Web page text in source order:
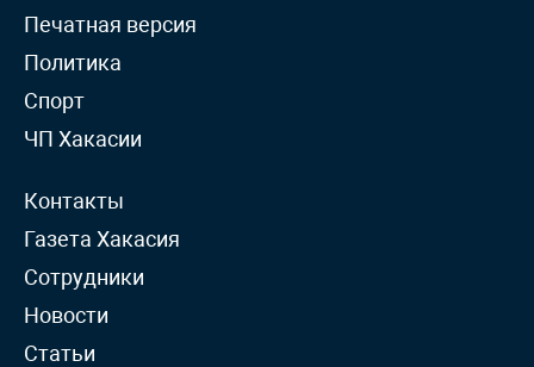
Печатная версия
Политика
Спорт
ЧП Хакасии
Контакты
Газета Хакасия
Сотрудники
Новости
Статьи